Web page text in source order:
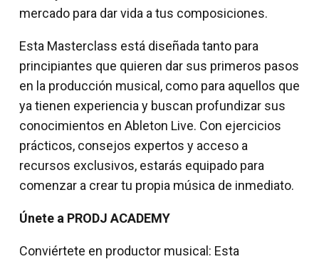
mercado para dar vida a tus composiciones.
Esta Masterclass está diseñada tanto para
principiantes que quieren dar sus primeros pasos
en la producción musical, como para aquellos que
ya tienen experiencia y buscan profundizar sus
conocimientos en Ableton Live. Con ejercicios
prácticos, consejos expertos y acceso a
recursos exclusivos, estarás equipado para
comenzar a crear tu propia música de inmediato.
Únete a PRODJ ACADEMY
Conviértete en productor musical: Esta